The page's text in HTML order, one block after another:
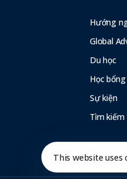
Hướng
Global
Du học
Học bổng
Sự kiện
Tìm
This website